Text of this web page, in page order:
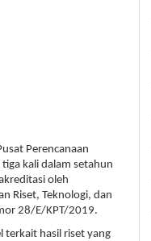
Perencanaan
kali dalam setahun
oleh
Riset, Teknologi, dan
28/E/KPT/2019.
terkait hasil riset yang